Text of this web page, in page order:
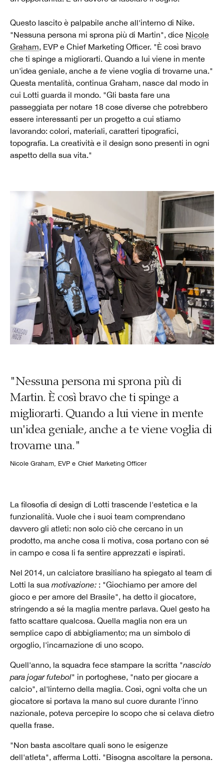
Questo lascito è palpabile anche all'interno di Nike.
"Nessuna persona mi sprona più di Martin", dice Nicole
Graham, EVP e Chief Marketing Officer. "È così bravo
che ti spinge a migliorarti. Quando a lui viene in mente
un'idea geniale, anche a te viene voglia di trovarne una."
Questa mentalità, continua Graham, nasce dal modo in
cui Lotti guarda il mondo. "Gli basta fare una
passeggiata per notare 18 cose diverse che potrebbero
essere interessanti per un progetto a cui stiamo
lavorando: colori, materiali, caratteri tipografici,
topografia. La creatività e il design sono presenti in ogni
aspetto della sua vita."
"Nessuna persona mi sprona più di
Martin. È così bravo che ti spinge a
migliorarti. Quando a lui viene in mente
un'idea geniale, anche a te viene voglia di
trovarne una."
Nicole Graham, EVP e Chief Marketing Officer
La filosofia di design di Lotti trascende l'estetica e la
funzionalità. Vuole che i suoi team comprendano
davvero gli atleti: non solo ciò che cercano in un
prodotto, ma anche cosa li motiva, cosa portano con sé
in campo e cosa li fa sentire apprezzati e ispirati.
Nel 2014, un calciatore brasiliano ha spiegato al team di
Lotti la sua motivazione: : "Giochiamo per amore del
gioco e per amore del Brasile", ha detto il giocatore,
stringendo a sé la maglia mentre parlava. Quel gesto ha
fatto scattare qualcosa. Quella maglia non era un
semplice capo di abbigliamento; ma un simbolo di
orgoglio, l'incarnazione di uno scopo.
Quell'anno, la squadra fece stampare la scritta "nascido
para jogar futebol" in portoghese, "nato per giocare a
calcio", al'linterno della maglia. Così, ogni volta che un
giocatore si portava la mano sul cuore durante l'inno
nazionale, poteva percepire lo scopo che si celava dietro
quella frase.
"Non basta ascoltare quali sono le esigenze
dell'atleta", afferma Lotti. "Bisogna ascoltare la persona.